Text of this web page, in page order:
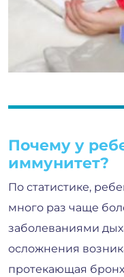
Почему у
иммунитет?
По статистике,
много раз чаще
заболеваниями
осложнения
протекающая